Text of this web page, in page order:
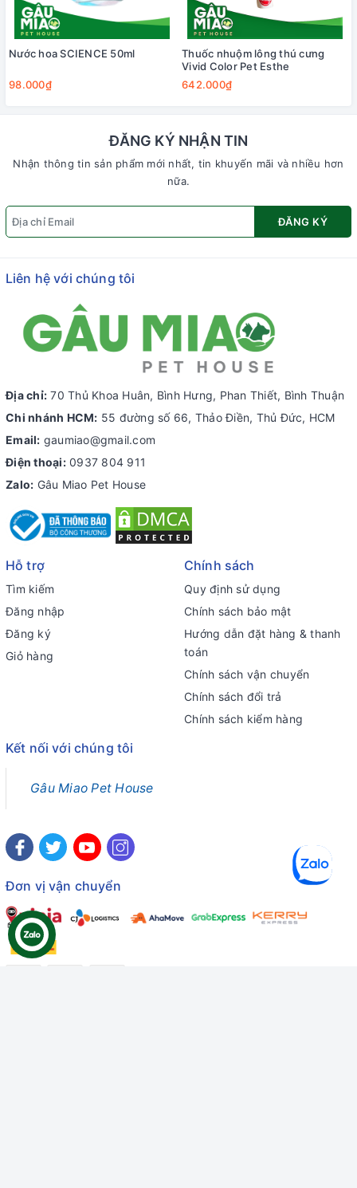
Nước hoa SCIENCE 50ml
98.000₫
Thuốc nhuộm lông thú cưng
Vivid Color Pet Esthe
642.000₫
ĐĂNG KÝ NHẬN TIN
Nhận thông tin sản phẩm mới nhất, tin khuyến mãi và nhiều hơn
nữa.
ĐĂNG KÝ
Liên hệ với chúng tôi
Địa chỉ: 70 Thủ Khoa Huân, Bình Hưng, Phan Thiết, Bình Thuận
Chi nhánh HCM: 55 đường số 66, Thảo Điền, Thủ Đức, HCM
Email: gaumiao@gmail.com
Điện thoại: 0937 804 911
Zalo: Gâu Miao Pet House
Hỗ trợ
Tìm kiếm
Đăng nhập
Đăng ký
Giỏ hàng
Chính sách
Quy định sử dụng
Chính sách bảo mật
Hướng dẫn đặt hàng & thanh
toán
Chính sách vận chuyển
Chính sách đổi trả
Chính sách kiểm hàng
Kết nối với chúng tôi
Gâu Miao Pet House
Đơn vị vận chuyển